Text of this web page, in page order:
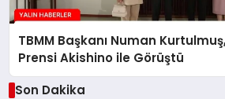
TBMM Başkanı Numan
Prensi Akishino ile Görüştü
Son Dakika